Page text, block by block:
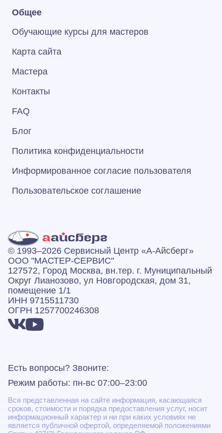
Общее
Обучающие курсы для мастеров
Карта сайта
Мастера
Контакты
FAQ
Блог
Политика конфиденциальности
Информированное согласие пользователя
Пользовательское соглашение
© 1993–2026 Сервисный Центр «А‑Айсберг»
ООО "МАСТЕР-СЕРВИС"
127572, Город Москва, вн.тер. г. Муниципальный
Округ Лианозово, ул Новгородская, дом 31,
помещение 1/1
ИНН 9715511730
ОГРН 1257700246308
Есть вопросы? Звоните:
Режим работы: пн-вс 07:00–23:00
Вся представленная на сайте информация, касающаяся
сроков, стоимости и порядка предоставления услуг, носит
информационный характер и ни при каких условиях не
является публичной офертой, определяемой положениями